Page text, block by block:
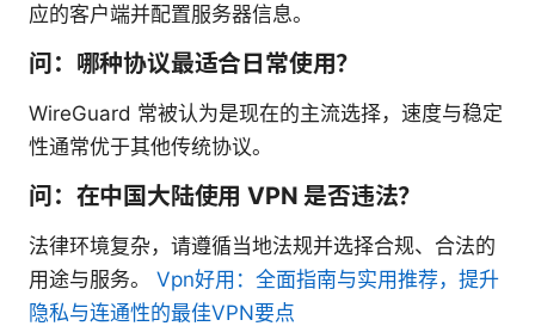
应的客户端并配置服务器信息。
问：哪种协议最适合日常使用？
WireGuard 常被认为是现在的主流选择，速度与稳定
性通常优于其他传统协议。
问：在中国大陆使用 VPN 是否违法？
法律环境复杂，请遵循当地法规并选择合规、合法的
用途与服务。 Vpn好用：全面指南与实用推荐，提升
隐私与连通性的最佳VPN要点